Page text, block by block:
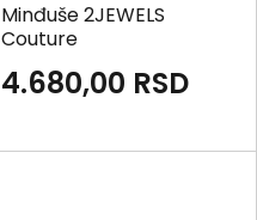
Minđuše 2JEWELS
Couture
4.680,00 RSD